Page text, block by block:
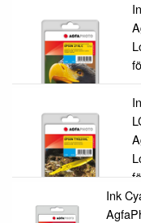
Ink